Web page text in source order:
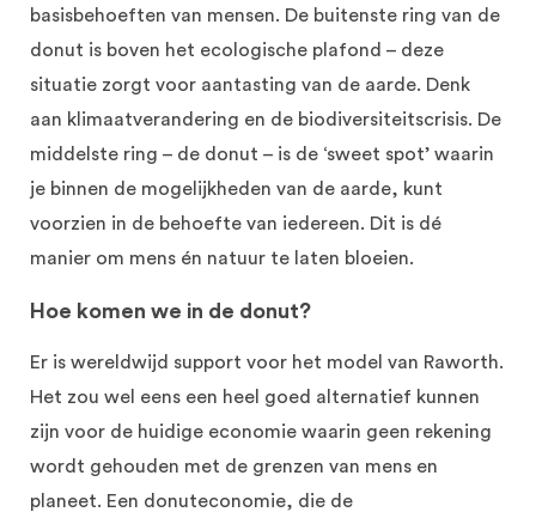
basisbehoeften van mensen. De buitenste ring van de
donut is boven het ecologische plafond – deze
situatie zorgt voor aantasting van de aarde. Denk
aan klimaatverandering en de biodiversiteitscrisis. De
middelste ring – de donut – is de ‘sweet spot’ waarin
je binnen de mogelijkheden van de aarde, kunt
voorzien in de behoefte van iedereen. Dit is dé
manier om mens én natuur te laten bloeien.
Hoe komen we in de donut?
Er is wereldwijd support voor het model van Raworth.
Het zou wel eens een heel goed alternatief kunnen
zijn voor de huidige economie waarin geen rekening
wordt gehouden met de grenzen van mens en
planeet. Een donuteconomie, die de